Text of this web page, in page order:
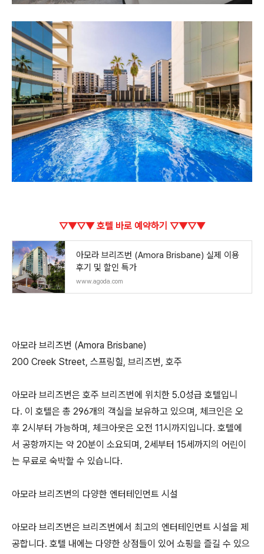
▽▼▽▼ 호텔 바로 예약하기 ▽▼▽▼
아모라 브리즈번 (Amora Brisbane) 실제 이용
후기 및 할인 특가
www.agoda.com
아모라 브리즈번 (Amora Brisbane)
200 Creek Street, 스프링힐, 브리즈번, 호주
아모라 브리즈번은 호주 브리즈번에 위치한 5.0성급 호텔입니
다. 이 호텔은 총 296개의 객실을 보유하고 있으며, 체크인은 오
후 2시부터 가능하며, 체크아웃은 오전 11시까지입니다. 호텔에
서 공항까지는 약 20분이 소요되며, 2세부터 15세까지의 어린이
는 무료로 숙박할 수 있습니다.
아모라 브리즈번의 다양한 엔터테인먼트 시설
아모라 브리즈번은 브리즈번에서 최고의 엔터테인먼트 시설을 제
공합니다. 호텔 내에는 다양한 상점들이 있어 쇼핑을 즐길 수 있으